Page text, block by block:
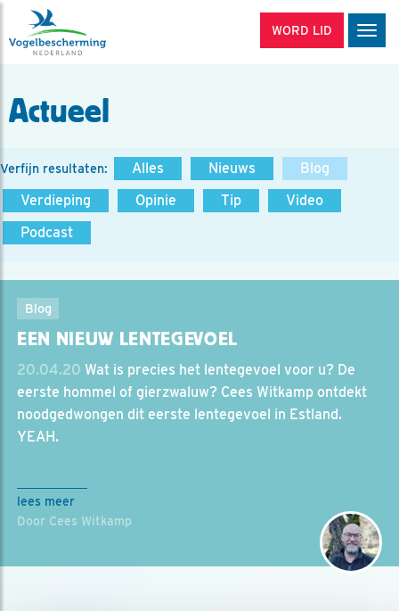
WORD LID
Actueel
Verfijn resultaten: Alles Nieuws
Blog
Verdieping
Opinie Tip
Video
Podcast
Blog
EEN NIEUW LENTEGEVOEL
20.04.20 Wat is precies het lentegevoel voor u? De
eerste hommel of gierzwaluw? Cees Witkamp ontdekt
noodgedwongen dit eerste lentegevoel in Estland.
YEAH.
lees meer
Door Cees Witkamp